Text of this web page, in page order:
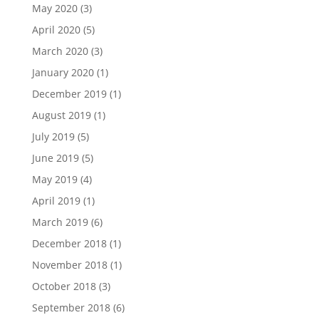
May 2020(3)
April 2020(5)
March 2020(3)
January 2020(1)
December 2019(1)
August 2019(1)
July 2019(5)
June 2019(5)
May 2019(4)
April 2019(1)
March 2019(6)
December 2018(1)
November 2018(1)
October 2018(3)
September 2018(6)